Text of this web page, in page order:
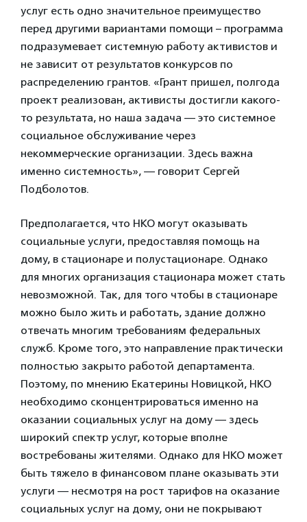
услуг есть одно значительное преимущество
перед другими вариантами помощи – программа
подразумевает системную работу активистов и
не зависит от результатов конкурсов по
распределению грантов. «Грант пришел, полгода
проект реализован, активисты достигли какого-
то результата, но наша задача — это системное
социальное обслуживание через
некоммерческие организации. Здесь важна
именно системность», — говорит Сергей
Подболотов.
Предполагается, что НКО могут оказывать
социальные услуги, предоставляя помощь на
дому, в стационаре и полустационаре. Однако
для многих организация стационара может стать
невозможной. Так, для того чтобы в стационаре
можно было жить и работать, здание должно
отвечать многим требованиям федеральных
служб. Кроме того, это направление практически
полностью закрыто работой департамента.
Поэтому, по мнению Екатерины Новицкой, НКО
необходимо сконцентрироваться именно на
оказании социальных услуг на дому — здесь
широкий спектр услуг, которые вполне
востребованы жителями. Однако для НКО может
быть тяжело в финансовом плане оказывать эти
услуги — несмотря на рост тарифов на оказание
социальных услуг на дому, они не покрывают